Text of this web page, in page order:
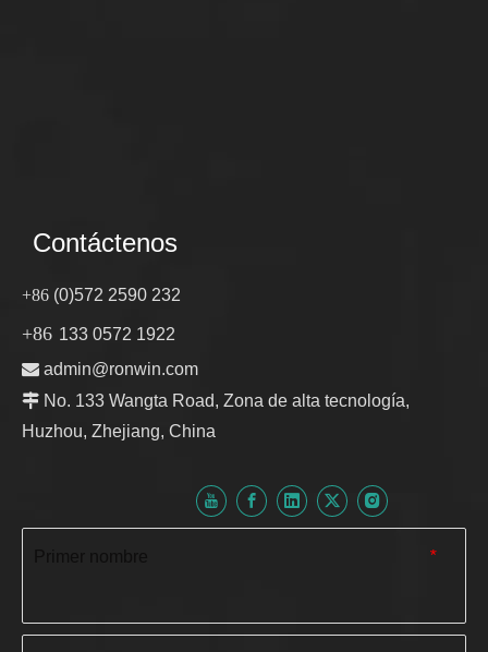
Contáctenos
+86 (0)572 2590 232
+86 133 0572 1922
 admin@ronwin.com
 No. 133 Wangta Road, Zona de alta tecnología,
Huzhou, Zhejiang, China
*